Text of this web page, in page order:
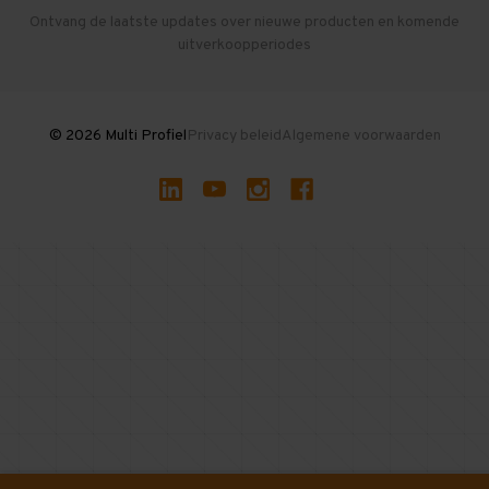
Gebruikte entresolvloeren
Ontvang de laatste updates over nieuwe producten en komende
uitverkoopperiodes
© 2026 Multi ProfielPrivacy beleidAlgemene voorwaarden